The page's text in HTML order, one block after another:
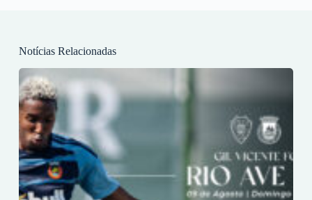
Notícias Relacionadas